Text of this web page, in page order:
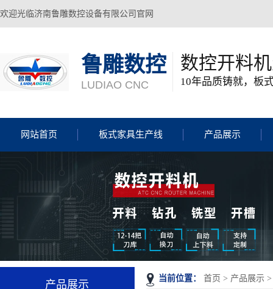
欢迎光临济南鲁雕数控设备有限公司官网
鲁雕数控
LUDIAO CNC
数控开料
10年品质铸就，板
网站首页 板式家具生产线 产品展示
当前位置： 首页 > 产品展示
产品展示